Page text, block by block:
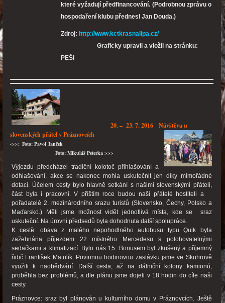
které vyžadují předfinancování. (Podrobnou zprávu o
hospodaření klubu přednesl Jan Douda.)
Zdroj: http://www.kctkrasnalipa.cz/
Graficky upravil a vložil na stránku:
PEŠI
20. – 23. 7. 2016 Návštěva u
slovenských přátel v Práznovcích
<<< Foto: Pavol Janček
Foto: Mikuláš Peterka >>>
Výjezdu předcházel tradiční kolotoč přihlašování a
odhlašování, akce se nakonec mohla uskutečnit jen díky mimořádné
dotaci. Účelem cesty bylo hlavně setkání s našimi slovenskými přáteli,
část byla i pracovní. V příštím roce budou naši přátelé hostiteli a
pořadatelé 2. mezinárodního srazu turistů (Slovensko, Čechy, Polsko a
Maďarsko.) Měli jsme možnost vidět jednotlivá místa, kde se sraz
uskuteční. Na úrovni předsedů byla dohodnuta další spolupráce.
K cestě: obava z malého nepohodlného autobusu typu Quik byla
zažehnána příjezdem 22 místného Mercedesu s polohovatelnými
sedačkami a klimatizací. Bylo nás 15. Bonusem byl zkušený a příjemný
řidič František Matulík. Povinnou hodinovou zastávku jsme ve Skuhrově
využili k naobědvání. Další cesta, až na dálniční kolony kamionů,
proběhla bez problémů, a dle plánu jsme dojeli v 18 hodin do cíle naši
cesty.
Práznovce: sraz byl plánován u kulturního domu v Práznovcích. Ještě